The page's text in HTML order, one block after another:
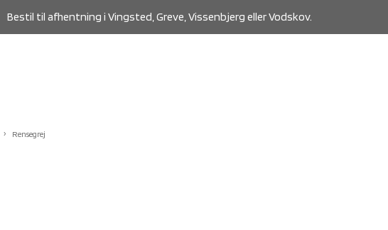
Bestil til afhentning i Vingsted, Greve, Vissenbjerg eller Vodskov.
Rensegrej